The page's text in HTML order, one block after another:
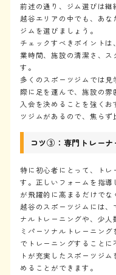
2ヶ月
前述の通り、ジム選びは継
越谷エリアの中でも、あ
ジムを選びましょう。
チェックすべきポイント
業時間、施設の清潔さ、
す。
多くのスポーツジムでは
際に足を運んで、施設の
入会を決めることを強く
ツジムがあるので、焦らず
コツ③：専門トレーナ
特に初心者にとって、ト
す。正しいフォームを指
が飛躍的に高まるだけでな
越谷のスポーツジムには
ナルトレーニングや、少
ミパーソナルトレーニン
でトレーニングすること
トが充実したスポーツジ
めることができます。